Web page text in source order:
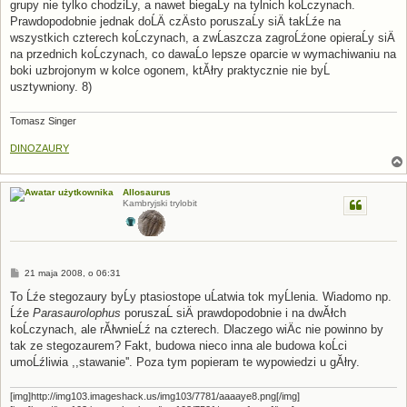
grupy nie tylko chodziĹy, a nawet biegaĹy na tylnich koĹczynach.
Prawdopodobnie jednak doĹÄ czÄsto poruszaĹy siÄ takĹźe na
wszystkich czterech koĹczynach, a zwĹaszcza zagroĹźone opieraĹy siÄ
na przednich koĹczynach, co dawaĹo lepsze oparcie w wymachiwaniu na
boki uzbrojonym w kolce ogonem, ktĂłry praktycznie nie byĹ
usztywniony. 8)
Tomasz Singer
DINOZAURY
Allosaurus
Kambryjski trylobit
P
s
21 maja 2008, o 06:31
To Ĺźe stegozaury byĹy ptasiostope uĹatwia tok myĹlenia. Wiadomo np.
Ĺźe Parasaurolophus poruszaĹ siÄ prawdopodobnie i na dwĂłch
koĹczynach, ale rĂłwnieĹź na czterech. Dlaczego wiÄc nie powinno by
tak ze stegozaurem? Fakt, budowa nieco inna ale budowa koĹci
umoĹźliwia ,,stawanie''. Poza tym popieram te wypowiedzi u gĂłry.
[img]http://img103.imageshack.us/img103/7781/aaaaye8.png[/img]